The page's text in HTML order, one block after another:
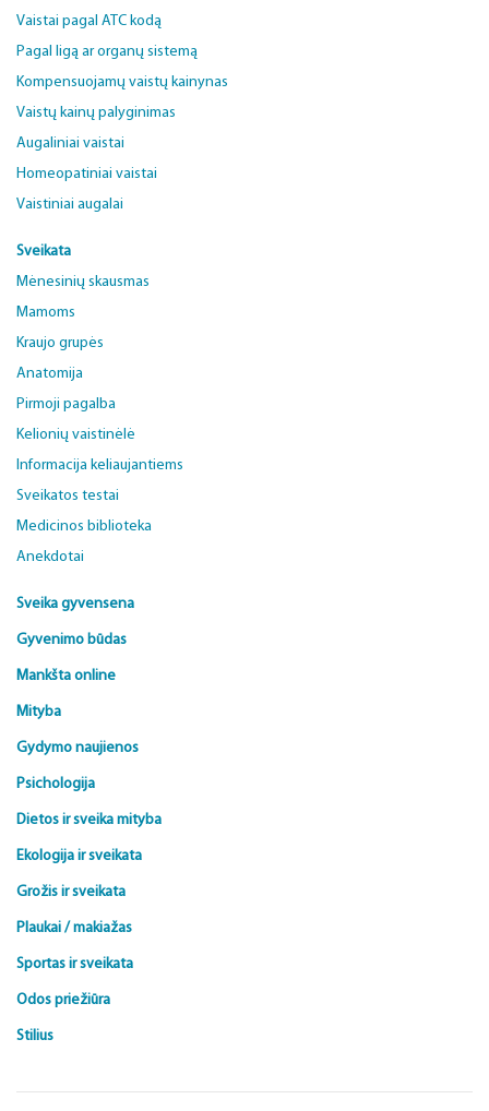
Vaistai pagal ATC kodą
Pagal ligą ar organų sistemą
Kompensuojamų vaistų kainynas
Vaistų kainų palyginimas
Augaliniai vaistai
Homeopatiniai vaistai
Vaistiniai augalai
Sveikata
Mėnesinių skausmas
Mamoms
Kraujo grupės
Anatomija
Pirmoji pagalba
Kelionių vaistinėlė
Informacija keliaujantiems
Sveikatos testai
Medicinos biblioteka
Anekdotai
Sveika gyvensena
Gyvenimo būdas
Mankšta online
Mityba
Gydymo naujienos
Psichologija
Dietos ir sveika mityba
Ekologija ir sveikata
Grožis ir sveikata
Plaukai / makiažas
Sportas ir sveikata
Odos priežiūra
Stilius